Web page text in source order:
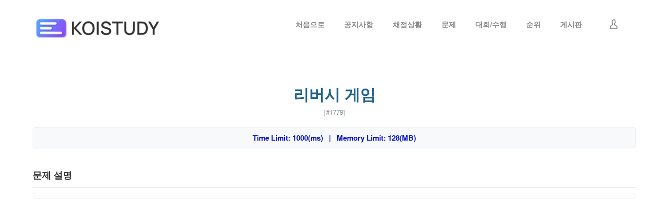
처음으로 공지사항 채점상황 문제 대회/수행 순위 게시판
리버시 게임
[#1779]
Time Limit: 1000(ms) | Memory Limit: 128(MB)
문제 설명